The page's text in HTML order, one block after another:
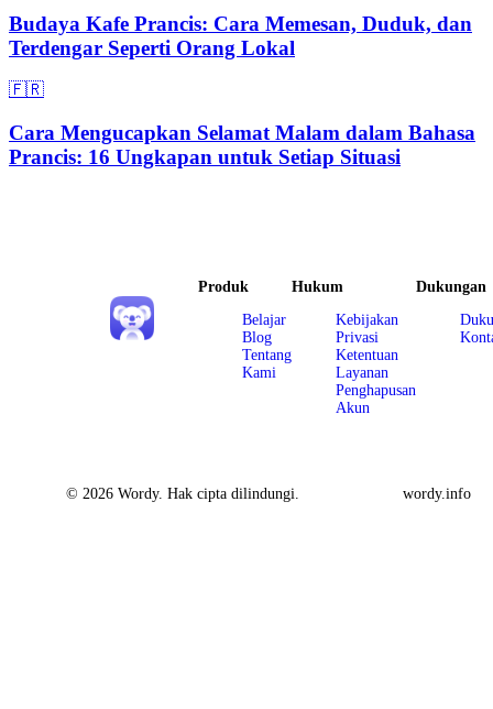
Budaya Kafe Prancis: Cara Memesan, Duduk, dan
Terdengar Seperti Orang Lokal
🇫🇷
Cara Mengucapkan Selamat Malam dalam Bahasa
Prancis: 16 Ungkapan untuk Setiap Situasi
Produk
Belajar
Blog
Tentang
Kami
Hukum
Kebijakan
Privasi
Ketentuan
Layanan
Penghapusan
Akun
Dukungan
© 2026 Wordy. Hak cipta dilindungi. wordy.info